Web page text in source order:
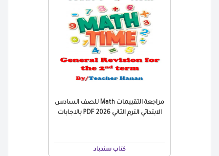
مراجعة التقييمات Math للصف السادس
الابتدائي الترم الثاني 2026 PDF بالاجابات
كتاب سندباد